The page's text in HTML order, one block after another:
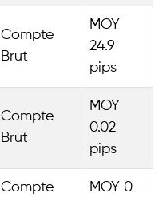
Compte
Brut
MOY
24.9
pips
Compte
Brut
MOY
0.02
pips
Compte
MOY 0